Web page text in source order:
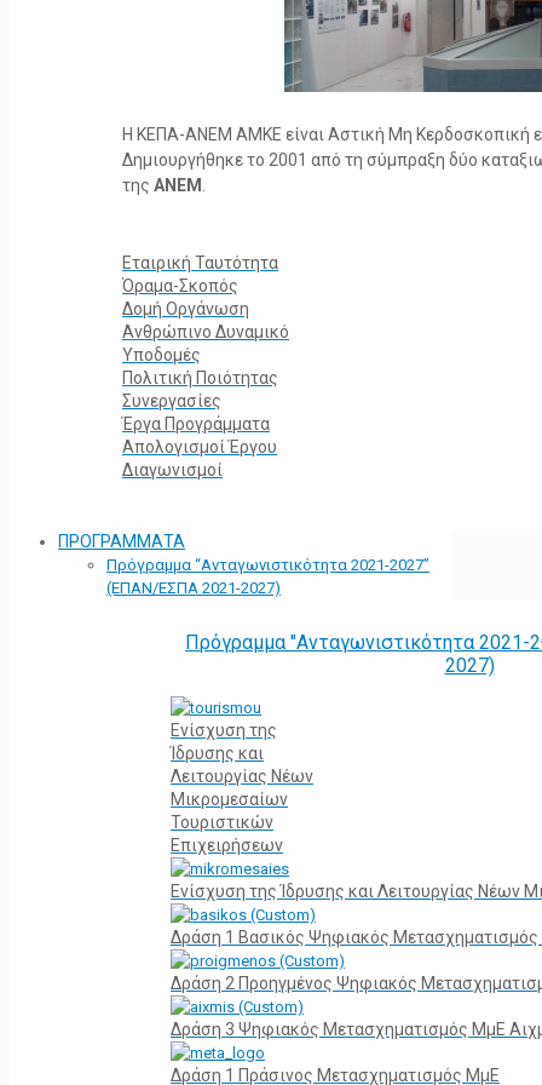
Η ΚΕΠΑ-ΑΝΕΜ ΑΜΚΕ είναι Αστική Μη Κερδοσκοπική
Δημιουργήθηκε το 2001 από τη σύμπραξη δύο
της ΑΝΕΜ
Εταιρική Ταυτότητα
Όραμα-Σκοπός
Δομή Οργάνωση
Ανθρώπινο Δυναμικό
Υποδομές
Πολιτική Ποιότητας
Συνεργασίες
Έργα Προγράμματα
Απολογισμοί Έργου
Διαγωνισμοί
ΠΡΟΓΡΑΜΜΑΤΑ
Πρόγραμμα “Ανταγωνιστικότητα 2021-2027”
(ΕΠΑΝ/ΕΣΠΑ 2021-2027)
Πρόγραμμα "Ανταγωνιστικότητα
2027)
Ενίσχυση της
Ίδρυσης και
Λειτουργίας Νέων
Μικρομεσαίων
Τουριστικών
Επιχειρήσεων
Ενίσχυση της Ίδρυσης και Λειτουργίας Νέων
Δράση 1 Βασικός Ψηφιακός
Δράση 2 Προηγμένος Ψηφιακός
Δράση 3 Ψηφιακός Μετασχηματισμός ΜμΕ
Δράση 1 Πράσινος Μετασχηματισμός ΜμΕ